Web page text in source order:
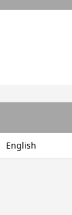
English